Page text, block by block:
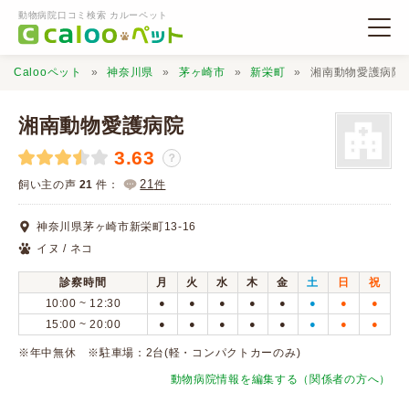
動物病院口コミ検索 カルーペット
動物病院検索
口コミ検索
Calooペットとは？
口コミ投稿
Calooペット 神奈川県 茅ヶ崎市 新栄町 湘南動物愛護病院
湘南動物愛護病院
3.63 ？
飼い主の声 21 件： 21件
神奈川県茅ヶ崎市新栄町13-16
イヌ / ネコ
診察時間 月 火 水 木 金 土 日
祝
10:00 ~ 12:30
● ● ● ● ● ● ● ●
15:00 ~ 20:00 ● ● ● ● ● ● ● ●
※年中無休 ※駐車場：2台(軽・コンパクトカーのみ)
動物病院情報を編集する（関係者の方へ）